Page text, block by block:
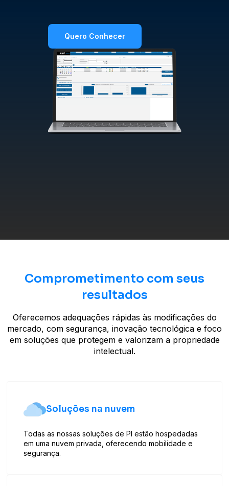
Quero Conhecer
Comprometimento com seus
resultados
Oferecemos adequações rápidas às modificações do
mercado, com segurança, inovação tecnológica e foco
em soluções que protegem e valorizam a propriedade
intelectual.
Soluções na nuvem
Todas as nossas soluções de PI estão hospedadas
em uma nuvem privada, oferecendo mobilidade e
segurança.